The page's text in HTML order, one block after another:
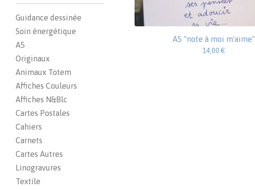
Guidance dessinée
Soin énergétique
A5
Originaux
Animaux Totem
Affiches Couleurs
Affiches N&Blc
Cartes Postales
Cahiers
Carnets
Cartes Autres
Linogravures
Textile
A5 "note à moi m'aime"
14,00 €